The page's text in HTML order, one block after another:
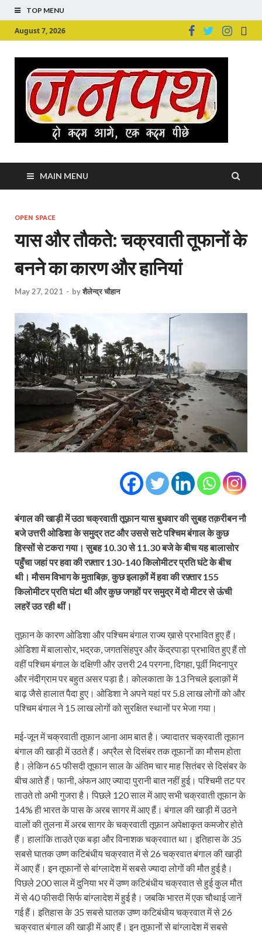
TOP MENU
August 7, 2026
MAIN MENU
OPEN SPACE
यास और तौकते: चक्रवाती तूफानों के
बनने का कारण और हानियां
May 27, 2021 - byशैलेन्द्र चौहान
बंगाल की खाड़ी में उठा चक्रवाती तूफ़ान यास बुधवार की सुबह तक़रीबन नौ
बजे उत्तरी ओडिशा के समुद्र तट और उससे सटे पश्चिम बंगाल के कुछ
हिस्सों से टकरा गया। सुबह 10.30 से 11.30 बजे के बीच यह बालासोर
पहुँचा जहां पर हवा की रफ़्तार 130-140 किलोमीटर प्रति घंटे के बीच
थी। मौसम विभाग के मुताबिक़, कुछ इलाक़ों में हवा की रफ़्तार 155
किलोमीटर प्रति घंटा थी और कुछ जगहों पर समुद्र में दो मीटर से ऊंची
लहरें उठ रही थीं।
तूफ़ान के कारण ओडिशा और पश्चिम बंगाल राज्य ख़ासे प्रभावित हुए हैं।
ओडिशा में बालासोर, भद्रक, जगतसिंहपुर और केंद्रपाड़ा प्रभावित हुए हैं तो
वहीं पश्चिम बंगाल के दक्षिणी और उत्तरी 24 परगना, दिगहा, पूर्वी मिदनापुर
और नंदीग्राम पर बहुत असर पड़ा है। कोलकाता के 13 निचले इलाक़ों में
बाढ़ जैसे हालात पैदा हुए। ओडिशा ने अपने यहां पर 5.8 लाख लोगों को और
पश्चिम बंगाल ने 15 लाख लोगों को सुरक्षित स्थानों पर भेजा गया।
मई-जून में चक्रवाती तूफान आना आम बात है। ज्यादातर चक्रवाती तूफान
बंगाल की खाड़ी में उठते हैं। अप्रैल से दिसंबर तक तूफानों का मौसम होता
है। लेकिन 65 फीसदी तूफान साल के अंतिम चार माह सितंबर से दिसंबर के
बीच आते हैं। फानी, अंफन आए ज्यादा पुरानी बात नहीं हुई। पश्चिमी तट पर
ताउते तो अभी गुजरा है। पिछले 120 साल में आए सभी चक्रवाती तूफान के
14% ही भारत के पास के अरब सागर में आए हैं। बंगाल की खाड़ी में उठने
वालों की तुलना में अरब सागर के चक्रवाती तूफ़ान अपेक्षाकृत कमजोर होते
हैं। हालांकि ताउते एक बड़ा और विनाशक चक्रवाात था। इतिहास के 35
सबसे घातक उष्ण कटिबंधीय चक्रवात में से 26 चक्रवात बंगाल की खाड़ी
में आए हैं। इन तूफानों से बांग्लादेश में सबसे ज्यादा लोगों की मौत हुई है।
पिछले 200 साल में दुनिया भर में उष्ण कटिबंधीय चक्रवात से हुई कुल मौत
में से 40 फीसदी सिर्फ बांग्लादेश में हुई है। जबकि भारत में एक चौथाई जानें
गई हैं। इतिहास के 35 सबसे घातक उष्ण कटिबंधीय चक्रवात में से 26
चक्रवात बंगाल की खाड़ी में आए हैं। इन तूफानों से बांग्लादेश में सबसे